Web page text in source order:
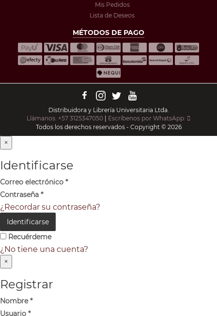
Mis Pedidos
Lista de Deseos
MÉTODOS DE PAGO
Distribuidora y Librería Universitaria Ltda.
Llámanos: +57 3125347050 | Escríbenos por WhatsApp:
Todos los derechos reservados - Copyright © 2026
×
Identificarse
Correo electrónico *
Contraseña *
¿Recordar su contraseña?
Identificarse
Recuérdeme
¿No tiene una cuenta?
×
Registrar
Nombre*
Usuario *